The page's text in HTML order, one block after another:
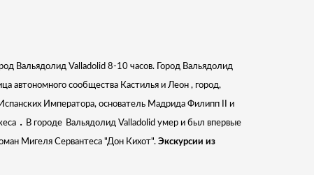
Вальядолид Valladolid 8-10 часов. Город Вальядолид
автономного сообщества Кастилья и Леон , город,
Императора, основатель Мадрида Филипп II и
. В городе Вальядолид Valladolid умер и был впервые
Мигеля Сервантеса "Дон Кихот". Экскурсии из